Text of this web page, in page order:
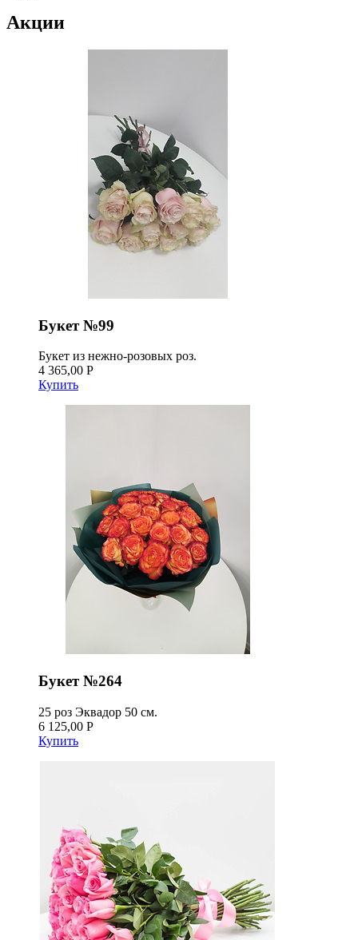
Акции
Букет №99
Букет из нежно-розовых роз.
4 365,00 Р
Купить
Букет №264
25 роз Эквадор 50 см.
6 125,00 Р
Купить